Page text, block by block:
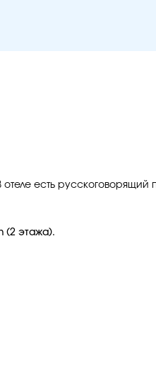
есть русскоговорящий
(2 этажа).